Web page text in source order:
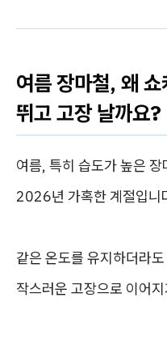
여름 장마철, 왜
뛰고 고장 날까요?
여름, 특히 습도가 높은
2026년 가혹한 계절입니
같은 온도를 유지하더라
작스러운 고장으로 이어